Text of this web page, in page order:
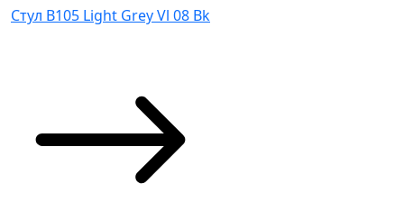
Стул B105 Light Grey Vl 08 Bk